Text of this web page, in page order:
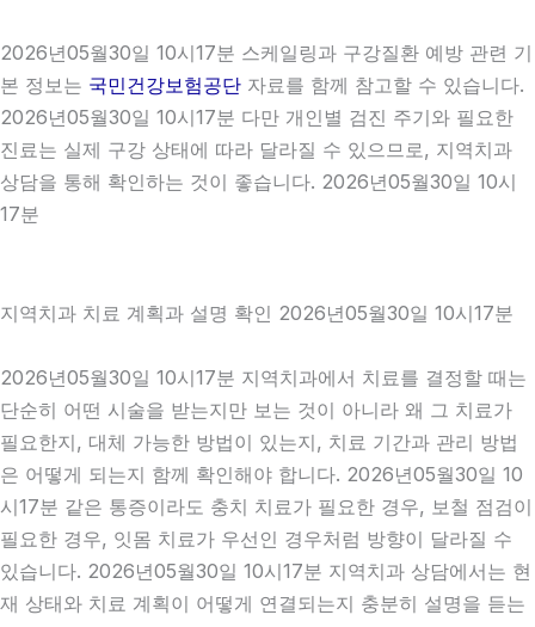
2026년05월30일 10시17분 스케일링과 구강질환 예방 관련 기
본 정보는 국민건강보험공단 자료를 함께 참고할 수 있습니다.
2026년05월30일 10시17분 다만 개인별 검진 주기와 필요한
진료는 실제 구강 상태에 따라 달라질 수 있으므로, 지역치과
상담을 통해 확인하는 것이 좋습니다. 2026년05월30일 10시
17분
지역치과 치료 계획과 설명 확인 2026년05월30일 10시17분
2026년05월30일 10시17분 지역치과에서 치료를 결정할 때는
단순히 어떤 시술을 받는지만 보는 것이 아니라 왜 그 치료가
필요한지, 대체 가능한 방법이 있는지, 치료 기간과 관리 방법
은 어떻게 되는지 함께 확인해야 합니다. 2026년05월30일 10
시17분 같은 통증이라도 충치 치료가 필요한 경우, 보철 점검이
필요한 경우, 잇몸 치료가 우선인 경우처럼 방향이 달라질 수
있습니다. 2026년05월30일 10시17분 지역치과 상담에서는 현
재 상태와 치료 계획이 어떻게 연결되는지 충분히 설명을 듣는